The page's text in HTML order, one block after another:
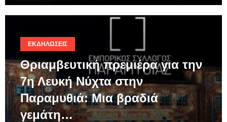
ΕΚΔΗΛΏΣΕΙΣ
Θριαμβευτική πρεμιέρα για την
7η Λευκή Νύχτα στην
Παραμυθιά: Μια βραδιά
γεμάτη…